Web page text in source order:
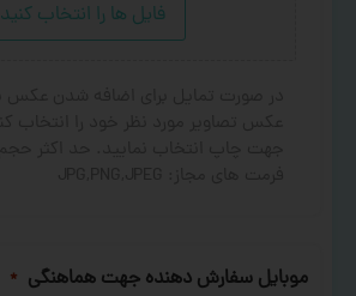
فایل ها را انتخاب کنید
موبایل سفارش دهنده جهت هماهنگی *